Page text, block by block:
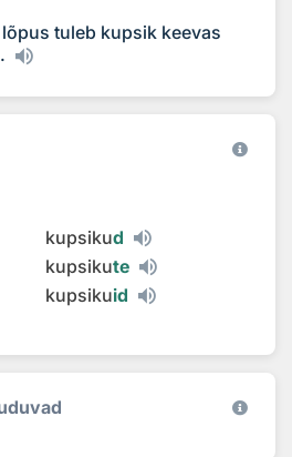
tuleb kupsik keevas
kupsikud
kupsikute
kupsikuid